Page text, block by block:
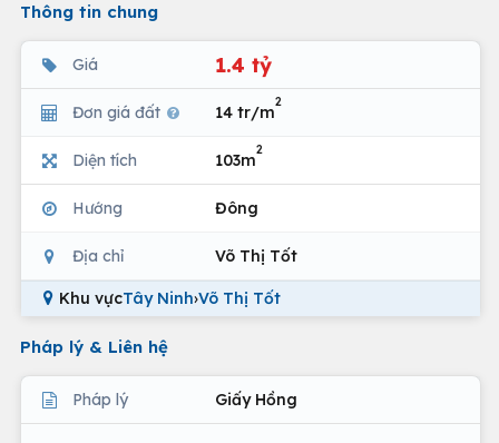
Thông tin chung
Giá 1.4 tỷ
Đơn giá đất 14 tr/m
2
Diện tích 103m
2
Hướng Đông
Địa chỉ Võ Thị Tốt
Khu vựcTây Ninh›Võ Thị Tốt
Pháp lý & Liên hệ
Pháp lý Giấy Hồng